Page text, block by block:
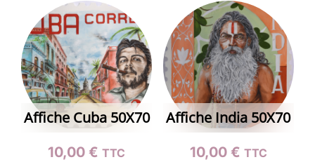
Affiche Cuba 50X70
10,00€ TTC
Affiche India 50X70
10,00 € TTC